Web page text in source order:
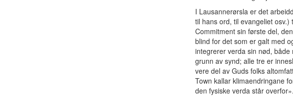
I Lausannerørsla er det
til hans ord, til evangeliet
Commitment sin første del,
blind for det som er galt med
integrerer verda sin nød,
grunn av synd; alle tre er
vere del av Guds folks
Town kallar klimaendringane
den fysiske verda står